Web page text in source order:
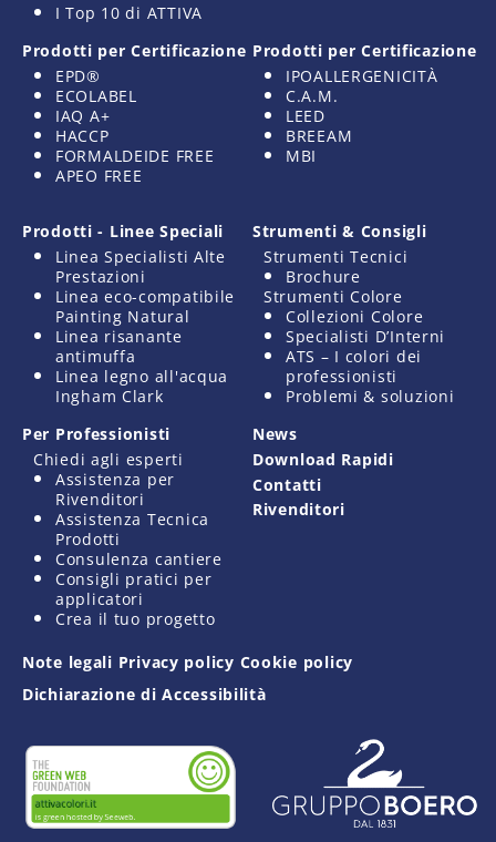
I Top 10 di ATTIVA
Prodotti per Certificazione
EPD®
ECOLABEL
IAQ A+
HACCP
FORMALDEIDE FREE
APEO FREE
Prodotti per Certificazione
IPOALLERGENICITÀ
C.A.M.
LEED
BREEAM
MBI
Prodotti - Linee Speciali
Linea Specialisti Alte
Prestazioni
Linea eco-compatibile
Painting Natural
Linea risanante
antimuffa
Linea legno all'acqua
Ingham Clark
Strumenti & Consigli
Strumenti Tecnici
Brochure
Strumenti Colore
Collezioni Colore
Specialisti D’Interni
ATS – I colori dei
professionisti
Problemi & soluzioni
Per Professionisti
Chiedi agli esperti
Assistenza per
Rivenditori
Assistenza Tecnica
Prodotti
Consulenza cantiere
Consigli pratici per
applicatori
Crea il tuo progetto
News
Download Rapidi
Contatti
Rivenditori
Note legali Privacy policy Cookie policy
Dichiarazione di Accessibilità